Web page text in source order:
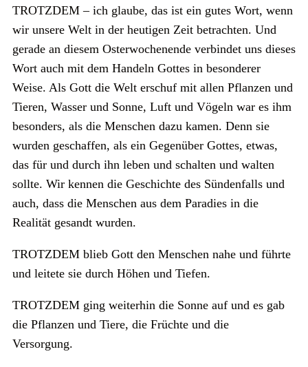
TROTZDEM – ich glaube, das ist ein gutes Wort, wenn
wir unsere Welt in der heutigen Zeit betrachten. Und
gerade an diesem Osterwochenende verbindet uns dieses
Wort auch mit dem Handeln Gottes in besonderer
Weise. Als Gott die Welt erschuf mit allen Pflanzen und
Tieren, Wasser und Sonne, Luft und Vögeln war es ihm
besonders, als die Menschen dazu kamen. Denn sie
wurden geschaffen, als ein Gegenüber Gottes, etwas,
das für und durch ihn leben und schalten und walten
sollte. Wir kennen die Geschichte des Sündenfalls und
auch, dass die Menschen aus dem Paradies in die
Realität gesandt wurden.
TROTZDEM blieb Gott den Menschen nahe und führte
und leitete sie durch Höhen und Tiefen.
TROTZDEM ging weiterhin die Sonne auf und es gab
die Pflanzen und Tiere, die Früchte und die
Versorgung.